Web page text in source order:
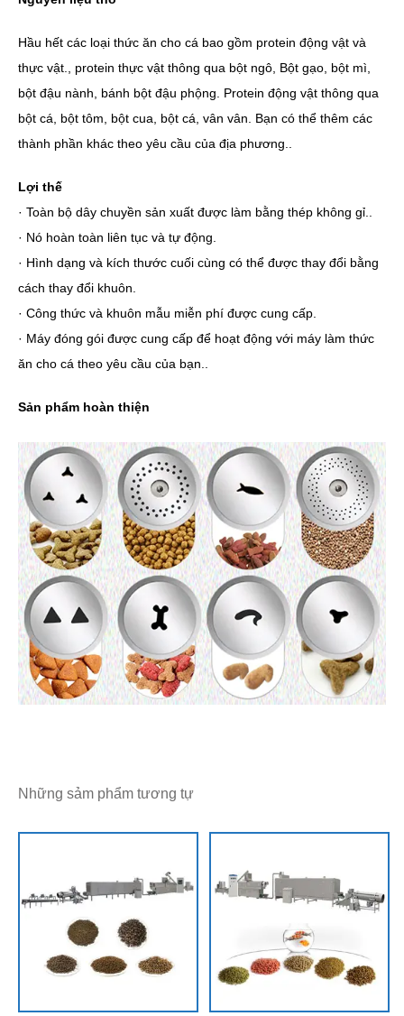
Hầu hết các loại thức ăn cho cá bao gồm protein động vật và
thực vật., protein thực vật thông qua bột ngô, Bột gạo, bột mì,
bột đậu nành, bánh bột đậu phộng. Protein động vật thông qua
bột cá, bột tôm, bột cua, bột cá, vân vân. Bạn có thể thêm các
thành phần khác theo yêu cầu của địa phương..
Lợi thế
· Toàn bộ dây chuyền sản xuất được làm bằng thép không gỉ..
· Nó hoàn toàn liên tục và tự động.
· Hình dạng và kích thước cuối cùng có thể được thay đổi bằng
cách thay đổi khuôn.
· Công thức và khuôn mẫu miễn phí được cung cấp.
· Máy đóng gói được cung cấp để hoạt động với máy làm thức
ăn cho cá theo yêu cầu của bạn..
Sản phẩm hoàn thiện
Những sảm phẩm tương tự